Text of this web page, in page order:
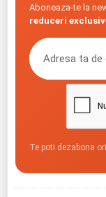
Aboneaza-te la
reduceri
Te poti dezabona